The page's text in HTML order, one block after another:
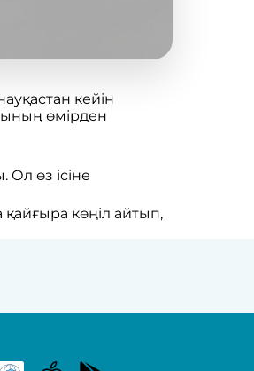
кейін
өмірден
өз ісіне
көңіл айтып,